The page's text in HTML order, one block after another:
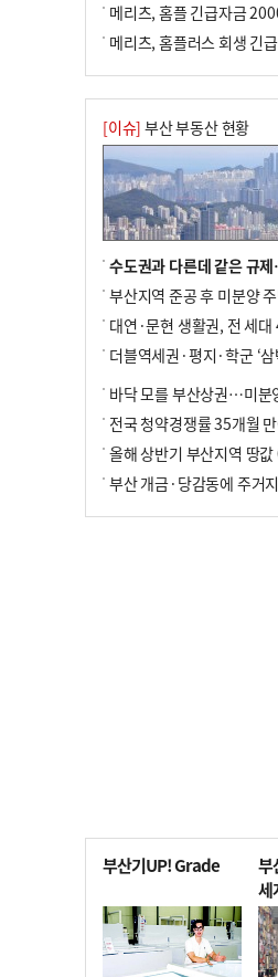
메리츠, 홈플 긴급자금
[이슈] 부산 부동산 현황
바닥 모를 부산상권…미분
올해 상반기 부산지역 땅
부산기UP! Grade
부
세